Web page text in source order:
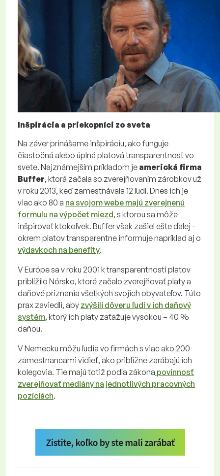
Inšpirácia a priekopníci zo sveta
Na záver prinášame inšpiráciu, ako funguje
čiastočná alebo úplná platová transparentnosť vo
svete. Najznámejším príkladom je americká firma
Buffer, ktorá začala so zverejňovaním zárobkov už
v roku 2013, keď zamestnávala 12 ľudí. Dnes ich je
viac ako 80 a na svojom webe majú zverejnenú
formulu na výpočet miezd, s ktorou sa môže
inšpirovať ktokoľvek. Buffer však zašiel ešte ďalej -
okrem platov transparentne informuje napríklad aj o
výdavkoch na benefity.
V Európe sa v roku 2001 k transparentnosti platov
priblížilo Nórsko, ktoré začalo zverejňovať platy a
daňové priznania všetkých svojich obyvateľov. Túto
prax zaviedli, aby zvýšili dôveru ľudí v ich daňový
systém, ktorý ich platy zaťažuje vysokou – 40 %
daňou.
V Nemecku môžu ľudia vo firmách s viac ako 200
zamestnancami vidieť, ako približne zarábajú ich
kolegovia. Tie majú totiž podľa zákona povinnosť
zverejňovať mediány na jednotlivých pracovných
pozíciách.